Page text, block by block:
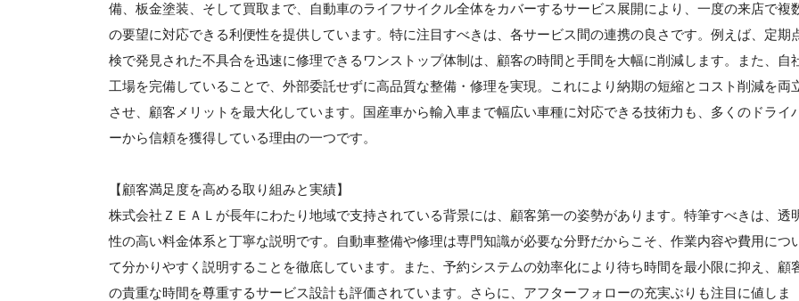
備、板金塗装、そして買取まで、自動車のライフサイクル全体をカバーするサービス展開により、一度の来店で複
の要望に対応できる利便性を提供しています。特に注目すべきは、各サービス間の連携の良さです。例えば、定期
検で発見された不具合を迅速に修理できるワンストップ体制は、顧客の時間と手間を大幅に削減します。また、自
工場を完備していることで、外部委託せずに高品質な整備・修理を実現。これにより納期の短縮とコスト削減を両
させ、顧客メリットを最大化しています。国産車から輸入車まで幅広い車種に対応できる技術力も、多くのドライ
ーから信頼を獲得している理由の一つです。
【顧客満足度を高める取り組みと実績】
株式会社ＺＥＡＬが長年にわたり地域で支持されている背景には、顧客第一の姿勢があります。特筆すべきは、透
性の高い料金体系と丁寧な説明です。自動車整備や修理は専門知識が必要な分野だからこそ、作業内容や費用につ
て分かりやすく説明することを徹底しています。また、予約システムの効率化により待ち時間を最小限に抑え、顧
の貴重な時間を尊重するサービス設計も評価されています。さらに、アフターフォローの充実ぶりも注目に値しま